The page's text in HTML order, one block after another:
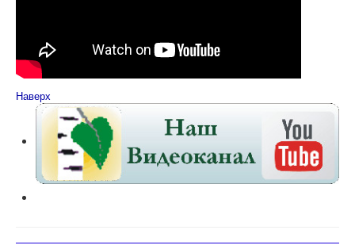
Наверх